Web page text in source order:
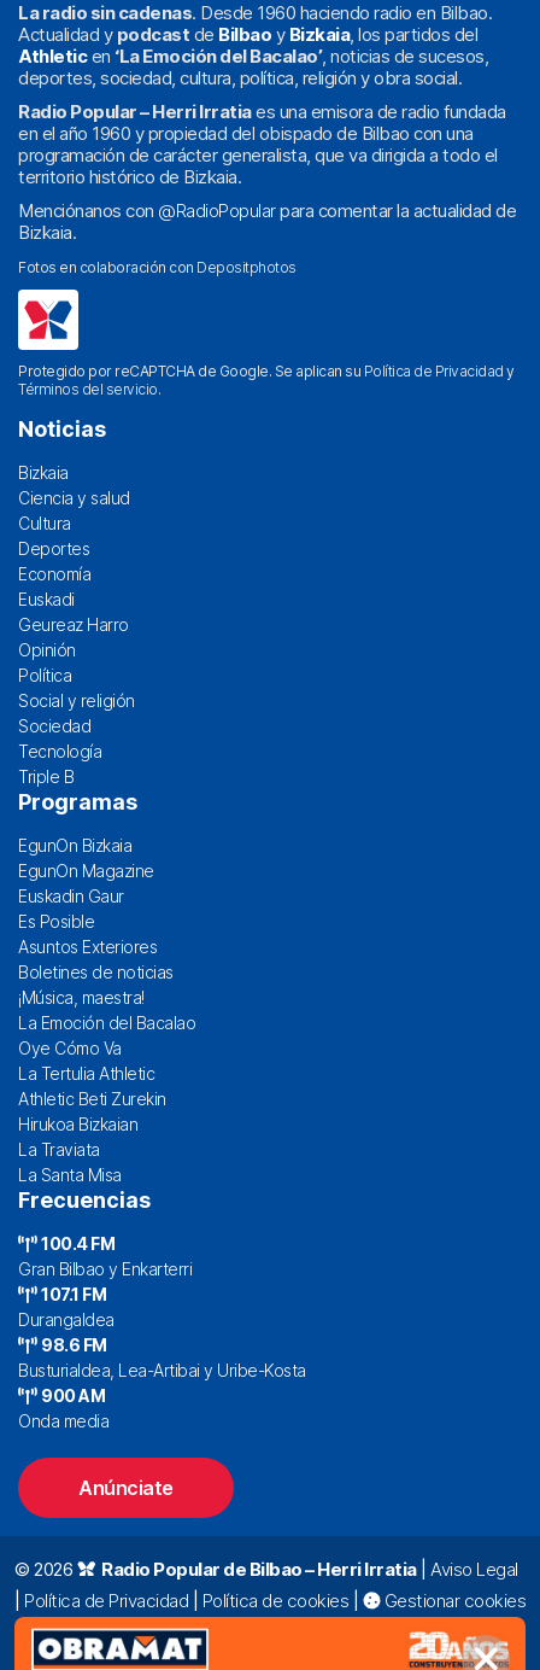
La radio sin cadenas. Desde 1960 haciendo radio en Bilbao.
Actualidad y podcast de Bilbao y Bizkaia, los partidos del
Athleticen ‘La Emoción del Bacalao’, noticias de sucesos,
deportes, sociedad, cultura, política, religión y obra social.
Radio Popular – Herri Irratiaes una emisora de radio fundada
en el año 1960 y propiedad del obispado de Bilbao con una
programación de carácter generalista, que va dirigida a todo el
territorio histórico de Bizkaia.
Menciónanos con @RadioPopularpara comentar la actualidad de
Bizkaia.
Fotos en colaboración con Depositphotos
Protegido por reCAPTCHA de Google. Se aplican su Política de Privacidad y
Términos del servicio.
Noticias
Bizkaia
Ciencia y salud
Cultura
Deportes
Economía
Euskadi
Geureaz Harro
Opinión
Política
Social y religión
Sociedad
Tecnología
Triple B
Programas
EgunOn Bizkaia
EgunOn Magazine
Euskadin Gaur
Es Posible
Asuntos Exteriores
Boletines de noticias
¡Música, maestra!
La Emoción del Bacalao
Oye Cómo Va
La Tertulia Athletic
Athletic Beti Zurekin
Hirukoa Bizkaian
La Traviata
La Santa Misa
Frecuencias
100.4 FM
Gran Bilbao y Enkarterri
107.1 FM
Durangaldea
98.6 FM
Busturialdea, Lea-Artibai y Uribe-Kosta
900 AM
Onda media
Anúnciate
© 2026 Radio Popular de Bilbao – Herri Irratia| Aviso Legal
Política de Privacidad Política de cookies
Gestionar cookies
Alda. Mazarredo, 47 – 7º 48009 Bilbao |
94 423 92 00
|
oyentes@radiopopular.com